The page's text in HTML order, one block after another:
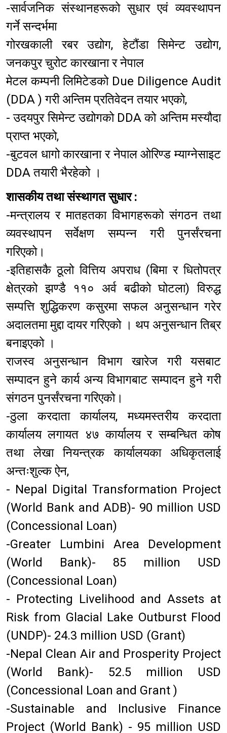
-सार्वजनिक संस्थानहरूको सुधार एवं व्यवस्थापन
गर्ने सन्दर्भमा
गोरखकाली रबर उद्योग, हेटौंडा सिमेन्ट उद्योग,
जनकपुर चुरोट कारखाना र नेपाल
मेटल कम्पनी लिमिटेडको Due Diligence Audit
(DDA ) गरी अन्तिम प्रतिवेदन तयार भएको,
- उदयपुर सिमेन्ट उद्योगको DDA को अन्तिम मस्यौदा
प्राप्त भएको,
-बुटवल धागो कारखाना र नेपाल ओरिण्ड म्याग्नेसाइट
DDA तयारी भैरहेको ।
शासकीय तथा संस्थागत सुधार :
-मन्त्रालय र मातहतका विभागहरूको संगठन तथा
व्यवस्थापन सर्वेक्षण सम्पन्न गरी पुनर्संरचना
गरिएको।
-इतिहासकै ठूलो वित्तिय अपराध (बिमा र धितोपत्र
क्षेत्रको झण्डै ११० अर्व बढीको घोटला) विरुद्ध
सम्पत्ति शुद्धिकरण कसुरमा सफल अनुसन्धान गरेर
अदालतमा मुद्दा दायर गरिएको । थप अनुसन्धान तिब्र
बनाइएको ।
राजस्व अनुसन्धान विभाग खारेज गरी यसबाट
सम्पादन हुने कार्य अन्य विभागबाट सम्पादन हुने गरी
संगठन पुनर्संरचना गरिएको।
-ठुला करदाता कार्यालय, मध्यमस्तरीय करदाता
कार्यालय लगायत ४७ कार्यालय र सम्बन्धित कोष
तथा लेखा नियन्त्रक कार्यालयका अधिकृतलाई
अन्तःशुल्क ऐन,
- Nepal Digital Transformation Project
(World Bank and ADB)- 90 million USD
(Concessional Loan)
-Greater Lumbini Area Development
(World Bank)- 85 million USD
(Concessional Loan)
- Protecting Livelihood and Assets at
Risk from Glacial Lake Outburst Flood
(UNDP)- 24.3 million USD (Grant)
-Nepal Clean Air and Prosperity Project
(World Bank)- 52.5 million USD
(Concessional Loan and Grant )
-Sustainable and Inclusive Finance
Project (World Bank) - 95 million USD